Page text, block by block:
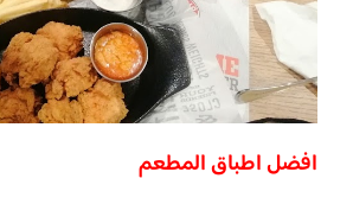
افضل اطباق المطعم